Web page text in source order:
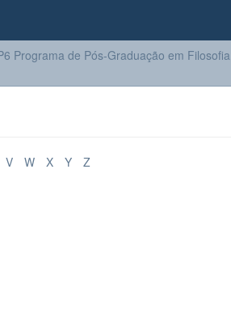
Programa de Pós-Graduação em Filosofia
V W X Y Z